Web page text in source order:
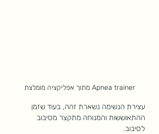
מתוך אפליקציה מומלצת Apnea trainer
עצירת הנשימה נשארת זהה, בעוד שזמן
ההתאוששות והמנוחה מתקצר מסיבוב
לסיבוב.